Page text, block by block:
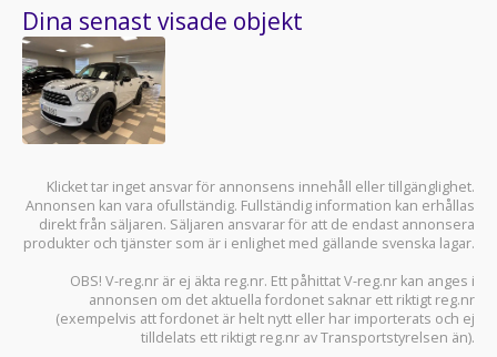
Dina senast visade objekt
Klicket tar inget ansvar för annonsens innehåll eller tillgänglighet.
Annonsen kan vara ofullständig. Fullständig information kan erhållas
direkt från säljaren. Säljaren ansvarar för att de endast annonsera
produkter och tjänster som är i enlighet med gällande svenska lagar.
OBS! V-reg.nr är ej äkta reg.nr. Ett påhittat V-reg.nr kan anges i
annonsen om det aktuella fordonet saknar ett riktigt reg.nr
(exempelvis att fordonet är helt nytt eller har importerats och ej
tilldelats ett riktigt reg.nr av Transportstyrelsen än).